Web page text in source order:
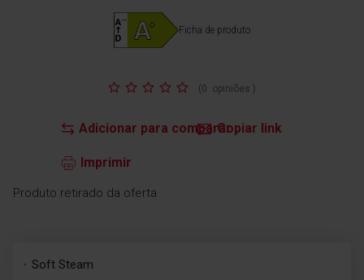
Adicionar para compararCopiar link
Imprimir
Produto retirado da oferta
Classificação: (0 opiniões )
Ficha de produto
Soft Steam